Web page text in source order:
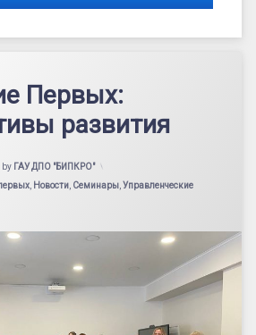
Первых:
развития
by ГАУ ДПО "БИПКРО"
Новости Семинары Управленческие